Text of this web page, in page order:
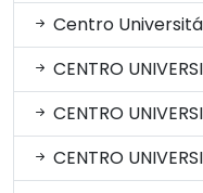
Centro
CENTRO
CENTRO
CENTRO